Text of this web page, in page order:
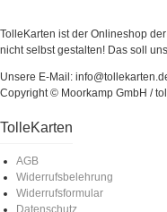
TolleKarten ist der Onlineshop
nicht selbst gestalten! Das soll
Unsere E-Mail:
Copyright © Moorkamp GmbH /
TolleKarten
AGB
Widerrufsbelehrung
Widerrufsformular
Datenschutz